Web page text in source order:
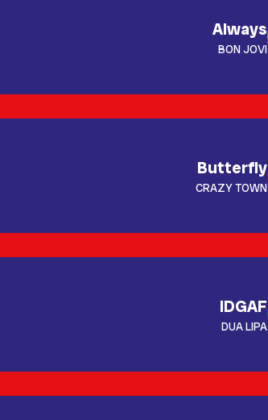
Always
BON JOVI
Butterfly
CRAZY TOWN
IDGAF
DUA LIPA